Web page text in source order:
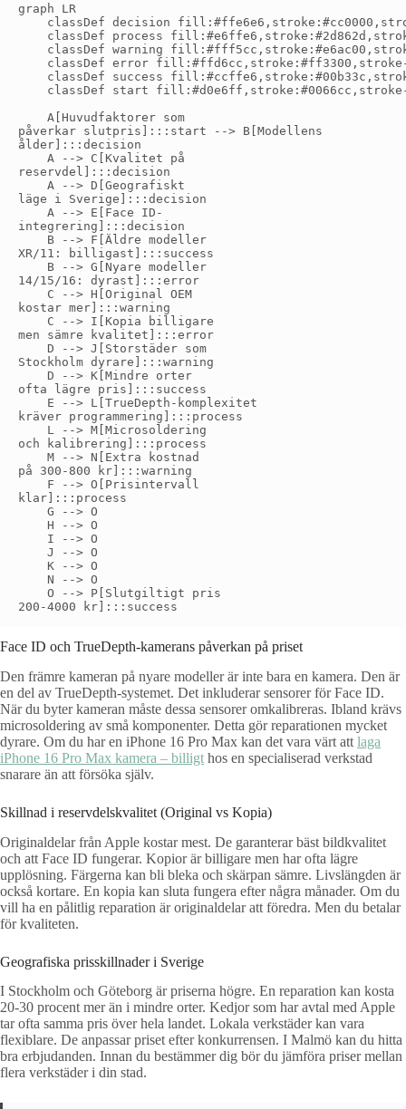
graph LR
classDef decision
classDef process
classDef warning
classDef error
classDef success
classDef start
    A[Huvudfaktorer som
påverkar slutpris]:::start --> B[Modellens
ålder]:::decision
    A --> C[Kvalitet på
reservdel]:::decision
    A --> D[Geografiskt
läge i Sverige]:::decision
    A --> E[Face ID-
integrering]:::decision
    B --> F[Äldre modeller
XR/11: billigast]:::success
    B --> G[Nyare modeller
14/15/16: dyrast]:::error
    C --> H[Original OEM
kostar mer]:::warning
    C --> I[Kopia billigare
men sämre kvalitet]:::error
    D --> J[Storstäder som
Stockholm dyrare]:::warning
    D --> K[Mindre orter
ofta lägre pris]:::success
    E --> L[TrueDepth-komplexitet
kräver programmering]:::process
    L --> M[Microsoldering
och kalibrering]:::process
    M --> N[Extra kostnad
på 300-800 kr]:::warning
    F --> O[Prisintervall
klar]:::process
    G --> O
    H --> O
    I --> O
    J --> O
    K --> O
    N --> O
    O --> P[Slutgiltigt pris
Face ID och TrueDepth-kamerans påverkan på priset
Den främre kameran på nyare modeller är inte bara en kamera. Den är
en del av TrueDepth-systemet. Det inkluderar sensorer för Face ID.
När du byter kameran måste dessa sensorer omkalibreras. Ibland krävs
microsoldering av små komponenter. Detta gör reparationen mycket
dyrare. Om du har en iPhone 16 Pro Max kan det vara värt att laga
iPhone 16 Pro Max kamera – billigt hos en specialiserad verkstad
snarare än att försöka själv.
Skillnad i reservdelskvalitet (Original vs Kopia)
Originaldelar från Apple kostar mest. De garanterar bäst bildkvalitet
och att Face ID fungerar. Kopior är billigare men har ofta lägre
upplösning. Färgerna kan bli bleka och skärpan sämre. Livslängden är
också kortare. En kopia kan sluta fungera efter några månader. Om du
vill ha en pålitlig reparation är originaldelar att föredra. Men du betalar
för kvaliteten.
Geografiska prisskillnader i Sverige
I Stockholm och Göteborg är priserna högre. En reparation kan kosta
20-30 procent mer än i mindre orter. Kedjor som har avtal med Apple
tar ofta samma pris över hela landet. Lokala verkstäder kan vara
flexiblare. De anpassar priset efter konkurrensen. I Malmö kan du hitta
bra erbjudanden. Innan du bestämmer dig bör du jämföra priser mellan
flera verkstäder i din stad.